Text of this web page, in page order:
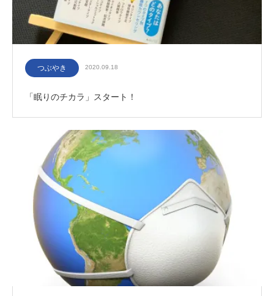
つぶやき 2020.09.18
「眠りのチカラ」スタート！